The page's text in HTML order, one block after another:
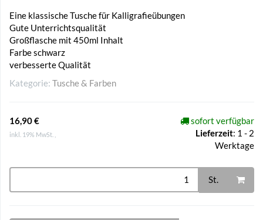
Eine klassische Tusche für Kalligrafieübungen
Gute Unterrichtsqualität
Großflasche mit 450ml Inhalt
Farbe schwarz
verbesserte Qualität
Kategorie: Tusche & Farben
16,90 €
inkl. 19% MwSt. ,
sofort verfügbar
Lieferzeit: 1 - 2
Werktage
St.